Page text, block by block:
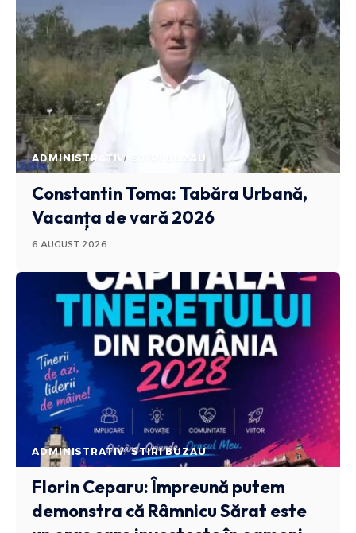
ADMINISTRATIV STIRI BUZAU
Constantin Toma: Tabăra Urbană,
Vacanța de vară 2026
6 AUGUST 2026
ADMINISTRATIV STIRI BUZAU
Florin Ceparu: Împreună putem
demonstra că Râmnicu Sărat este